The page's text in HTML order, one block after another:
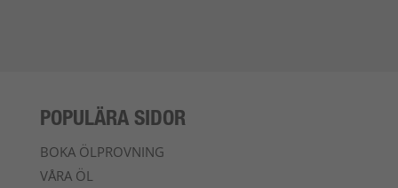
POPULÄRA SIDOR
BOKA ÖLPROVNING
VÅRA ÖL